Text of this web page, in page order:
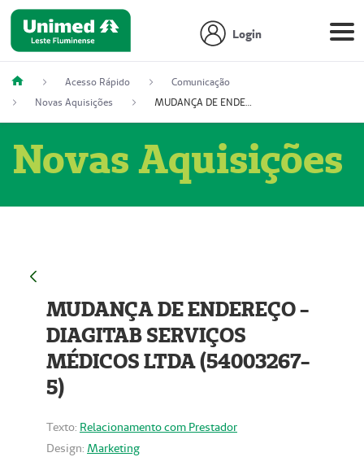
Login
Acesso Rápido
Comunicação
Novas Aquisições
MUDANÇA DE ENDEREÇO - DIAGITAB SERVIÇOS MÉDICOS LTDA (54003267-5)
Novas Aquisições
MUDANÇA DE ENDEREÇO -
DIAGITAB SERVIÇOS
MÉDICOS LTDA (54003267-
5)
Texto: Relacionamento com Prestador
Design: Marketing